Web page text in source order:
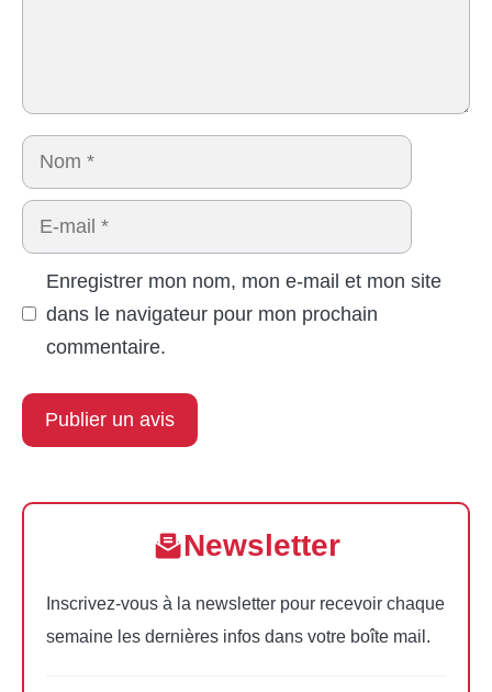
Nom
E-
mail
Enregistrer mon nom, mon e-mail et mon site
dans le navigateur pour mon prochain
commentaire.
Newsletter
Inscrivez-vous à la newsletter pour recevoir chaque
semaine les dernières infos dans votre boîte mail.